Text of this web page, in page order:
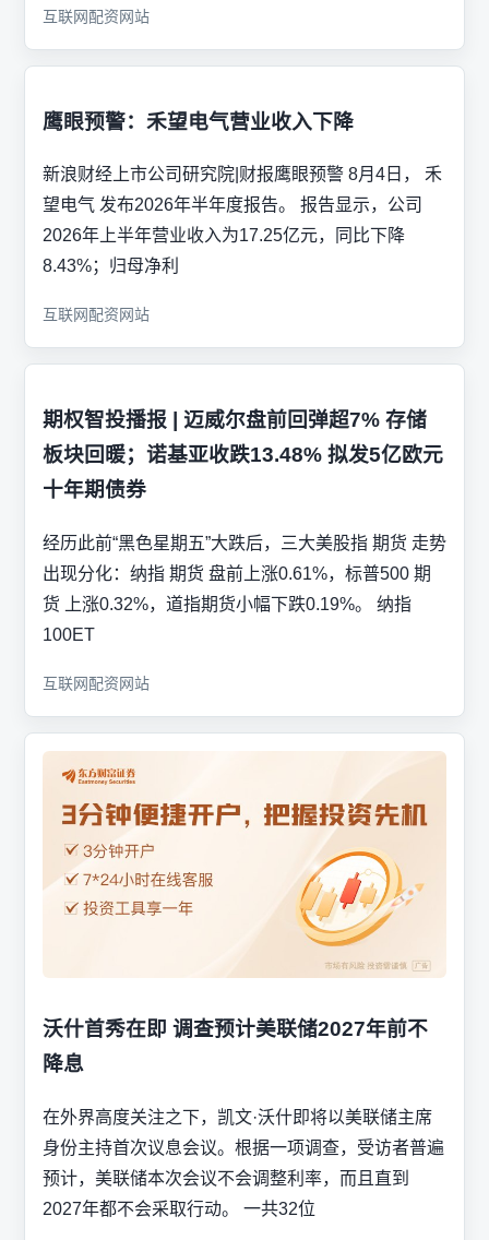
互联网配资网站
鹰眼预警：禾望电气营业收入下降
新浪财经上市公司研究院|财报鹰眼预警 8月4日， 禾
望电气 发布2026年半年度报告。 报告显示，公司
2026年上半年营业收入为17.25亿元，同比下降
8.43%；归母净利
互联网配资网站
期权智投播报 | 迈威尔盘前回弹超7% 存储
板块回暖；诺基亚收跌13.48% 拟发5亿欧元
十年期债券
经历此前“黑色星期五”大跌后，三大美股指 期货 走势
出现分化：纳指 期货 盘前上涨0.61%，标普500 期
货 上涨0.32%，道指期货小幅下跌0.19%。 纳指
100ET
互联网配资网站
沃什首秀在即 调查预计美联储2027年前不
降息
在外界高度关注之下，凯文·沃什即将以美联储主席
身份主持首次议息会议。根据一项调查，受访者普遍
预计，美联储本次会议不会调整利率，而且直到
2027年都不会采取行动。 一共32位